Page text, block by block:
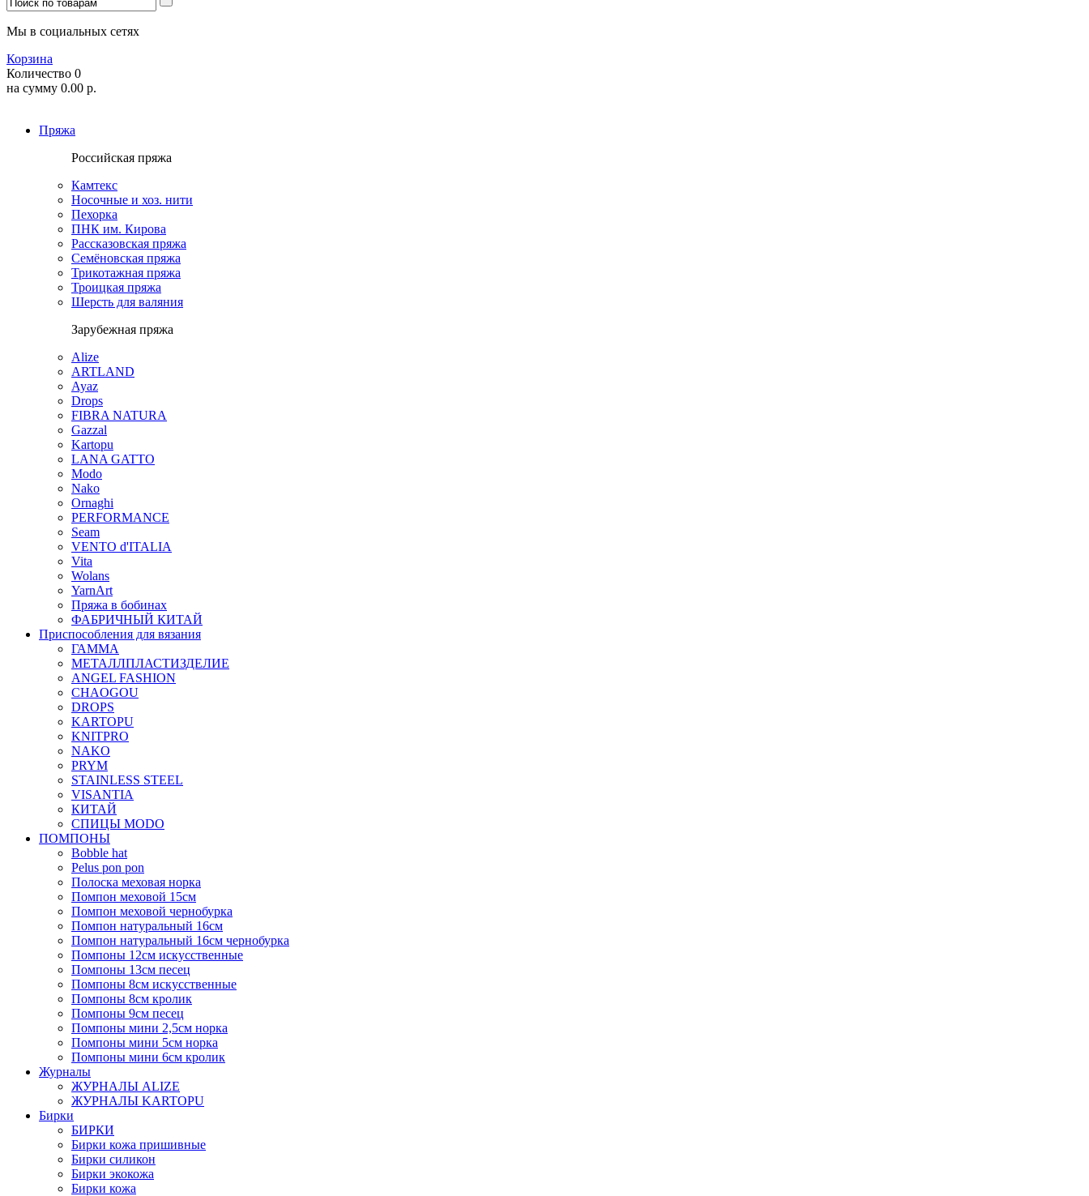
Мы в социальных сетях
Корзина
Количество 0
на сумму 0.00 р.
Пряжа
Российская пряжа
Камтекс
Носочные и хоз. нити
Пехорка
ПНК им. Кирова
Рассказовская пряжа
Семёновская пряжа
Трикотажная пряжа
Троицкая пряжа
Шерсть для валяния
Зарубежная пряжа
Alize
ARTLAND
Ayaz
Drops
FIBRA NATURA
Gazzal
Kartopu
LANA GATTO
Modo
Nako
Ornaghi
PERFORMANCE
Seam
VENTO d'ITALIA
Vita
Wolans
YarnArt
Пряжа в бобинах
ФАБРИЧНЫЙ КИТАЙ
Приспособления для вязания
ГАММА
МЕТАЛЛПЛАСТИЗДЕЛИЕ
ANGEL FASHION
CHAOGOU
DROPS
KARTOPU
KNITPRO
NAKO
PRYM
STAINLESS STEEL
VISANTIA
КИТАЙ
СПИЦЫ MODO
ПОМПОНЫ
Bobble hat
Pelus pon pon
Полоска меховая норка
Помпон меховой 15см
Помпон меховой чернобурка
Помпон натуральный 16см
Помпон натуральный 16см чернобурка
Помпоны 12см искусственные
Помпоны 13см песец
Помпоны 8см искусственные
Помпоны 8см кролик
Помпоны 9см песец
Помпоны мини 2,5см норка
Помпоны мини 5см норка
Помпоны мини 6см кролик
Журналы
ЖУРНАЛЫ ALIZE
ЖУРНАЛЫ KARTOPU
Бирки
БИРКИ
Бирки кожа пришивные
Бирки силикон
Бирки экокожа
Бирки кожа